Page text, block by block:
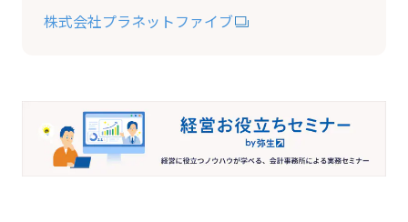
株式会社プラネットファイブ